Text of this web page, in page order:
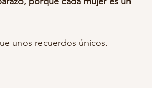
unos recuerdos únicos.